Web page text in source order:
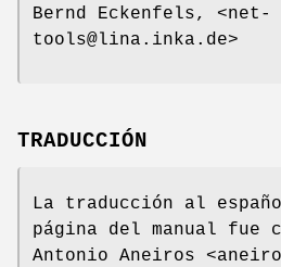
Bernd Eckenfels, <net-
tools@lina.inka.de>
TRADUCCIÓN
La traducción al
página del manual fue
Antonio Aneiros